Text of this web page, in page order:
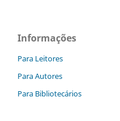
Informações
Para Leitores
Para Autores
Para Bibliotecários